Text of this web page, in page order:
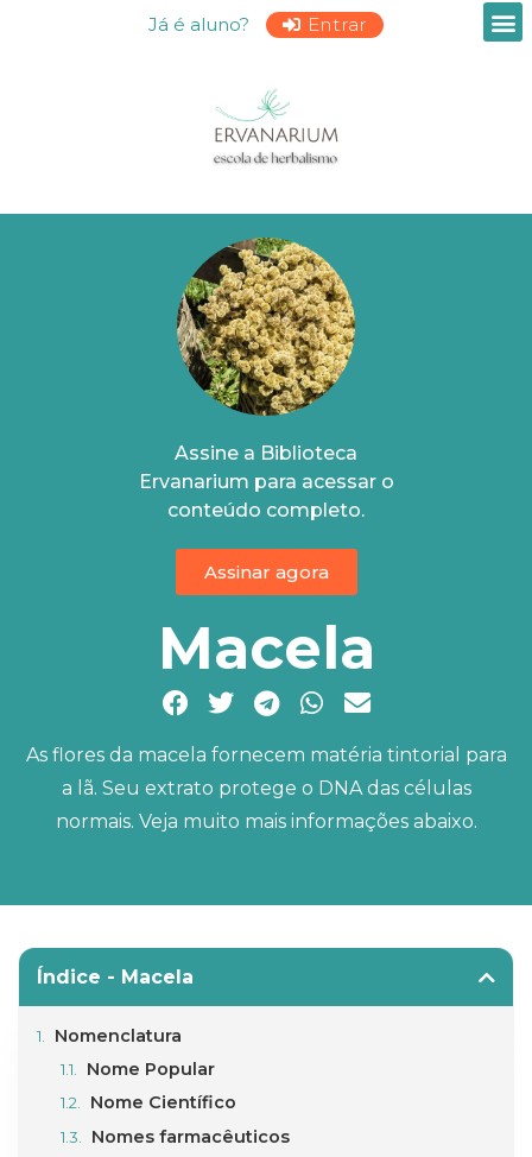
Já é aluno? Entrar
Macela
As flores da macela fornecem matéria tintorial para
a lã. Seu extrato protege o DNA das células
normais. Veja muito mais informações abaixo.
Assine a Biblioteca
Ervanarium para acessar o
conteúdo completo.
Assinar agora
Índice - Macela
Nomenclatura
Nome Popular
Nome Científico
Nomes farmacêuticos